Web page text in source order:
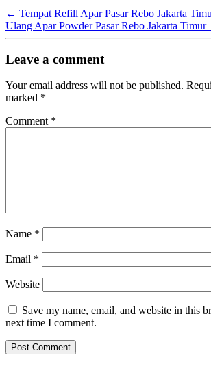
← Tempat Refill Apar Pasar Rebo Jakarta
Ulang Apar Powder Pasar Rebo Jakarta Timur
Leave a comment
Your email address will not be published.
marked *
Comment *
Name *
Email *
Website
Save my name, email, and website in this
next time I comment.